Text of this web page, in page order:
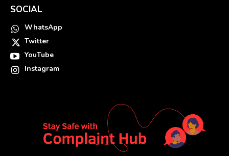
SOCIAL
WhatsApp
Twitter
YouTube
Instagram